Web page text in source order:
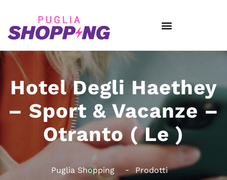
Hotel Degli Haethey
– Sport & Vacanze –
Otranto ( Le )
Puglia Shopping Prodotti